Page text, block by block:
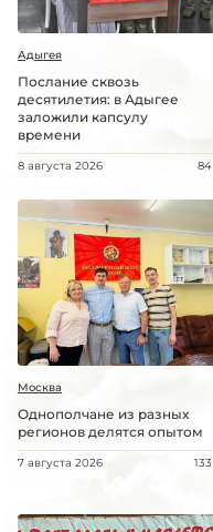
Адыгея
Послание сквозь
десятилетия: в Адыгее
заложили капсулу
времени
8 августа 2026 84
Москва
Однополчане из разных
регионов делятся опытом
7 августа 2026 133